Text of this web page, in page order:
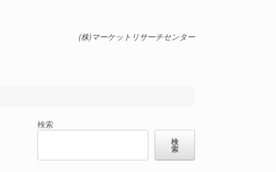
(株)マーケットリサーチセンター
検索
検
索